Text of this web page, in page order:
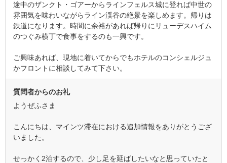
途中のザンクト・ゴアーからラインフェルス城に登れば中世の
雰囲気を味わいながらライン渓谷の絶景を楽しめます。帰りは
鉄道になります。時間に余裕があれば帰りにリューデスハイム
のつぐみ横丁で食事をするのも一興です。
ご興味あれば、現地に着いてからでもホテルのコンシェルジュ
かフロントに相談してみて下さい。
質問者からのお礼
ようぜふさま
こんにちは、マインツ滞在における追加情報をありがとうござ
いました。
せっかく2泊するので、少し足を延ばしたいなと思っていたと